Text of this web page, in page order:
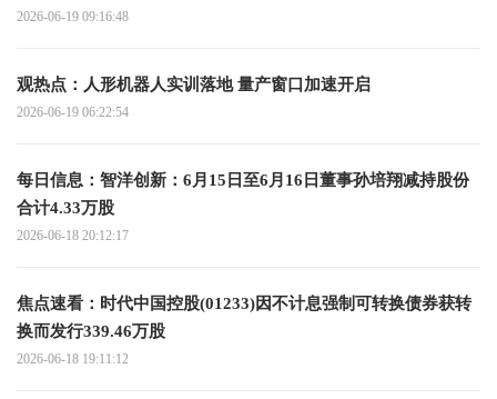
2026-06-19 09:16:48
观热点：人形机器人实训落地 量产窗口加速开启
2026-06-19 06:22:54
每日信息：智洋创新：6月15日至6月16日董事孙培翔减持股份
合计4.33万股
2026-06-18 20:12:17
焦点速看：时代中国控股(01233)因不计息强制可转换债券获转
换而发行339.46万股
2026-06-18 19:11:12